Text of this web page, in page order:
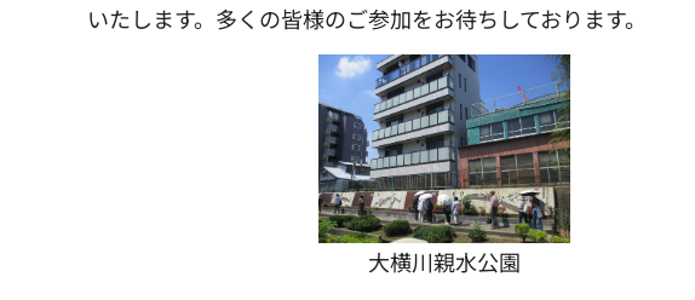
いたします。多くの皆様のご参加をお待ちしております。
大横川親水公園